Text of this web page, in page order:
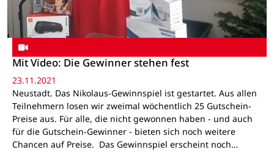
Mit Video: Die Gewinner stehen fest
23.11.2021
Neustadt. Das Nikolaus-Gewinnspiel ist gestartet. Aus allen
Teilnehmern losen wir zweimal wöchentlich 25 Gutschein-
Preise aus. Für alle, die nicht gewonnen haben - und auch
für die Gutschein-Gewinner - bieten sich noch weitere
Chancen auf Preise. Das Gewinnspiel erscheint noch…